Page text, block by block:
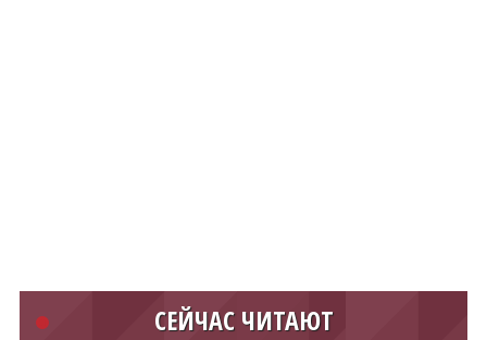
СЕЙЧАС ЧИТАЮТ